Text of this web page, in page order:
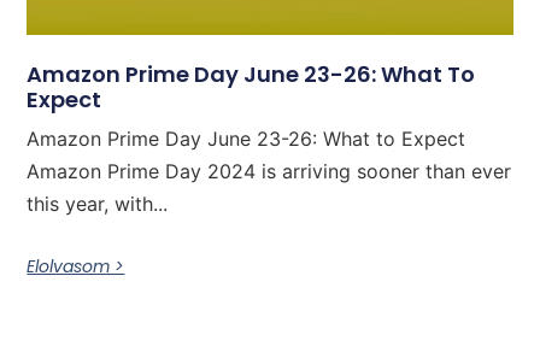
Amazon Prime Day June 23-26: What To
Expect
Amazon Prime Day June 23-26: What to Expect
Amazon Prime Day 2024 is arriving sooner than ever
this year, with...
Elolvasom >